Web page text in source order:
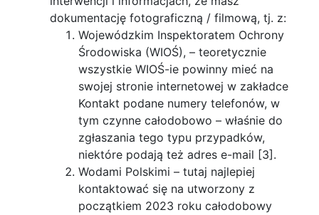
dokumentację fotograficzną / filmową, tj. z:
Wojewódzkim Inspektoratem Ochrony
Środowiska (WIOŚ), – teoretycznie
wszystkie WIOŚ-ie powinny mieć na
swojej stronie internetowej w zakładce
Kontakt podane numery telefonów, w
tym czynne całodobowo – właśnie do
zgłaszania tego typu przypadków,
niektóre podają też adres e-mail [3].
Wodami Polskimi – tutaj najlepiej
kontaktować się na utworzony z
początkiem 2023 roku całodobowy